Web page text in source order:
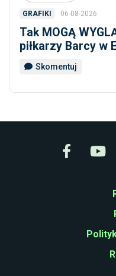
GRAFIKI 06-08-2026
Tak MOGĄ
piłkarzy Barcy w
Skomentuj